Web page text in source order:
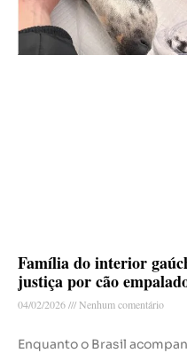
Família do interior
justiça por cão
04/02/2026 Nenhum comentário
Enquanto o Brasil